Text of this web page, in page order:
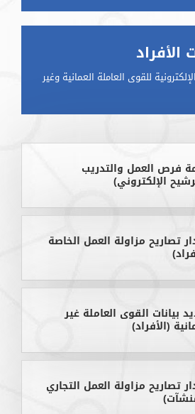
الأفراد
للقوى العاملة العمانية وغير
فرص العمل والتدريب
الإلكتروني)
تصاريح مزاولة العمل الخاصة
بيانات القوى العاملة غير
(الأفراد)
تصاريح مزاولة العمل التجاري